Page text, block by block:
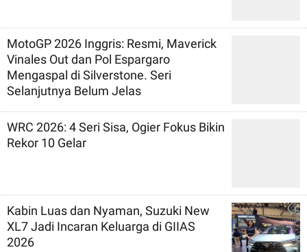
MotoGP 2026 Inggris: Resmi, Maverick
Vinales Out dan Pol Espargaro
Mengaspal di Silverstone. Seri
Selanjutnya Belum Jelas
WRC 2026: 4 Seri Sisa, Ogier Fokus Bikin
Rekor 10 Gelar
Kabin Luas dan Nyaman, Suzuki New
XL7 Jadi Incaran Keluarga di GIIAS
2026